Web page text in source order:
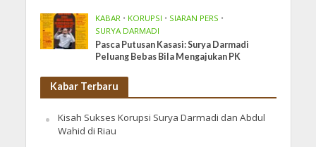
KABAR • KORUPSI • SIARAN PERS •
SURYA DARMADI
Pasca Putusan Kasasi: Surya Darmadi
Peluang Bebas Bila Mengajukan PK
Kabar Terbaru
Kisah Sukses Korupsi Surya Darmadi dan Abdul
Wahid di Riau